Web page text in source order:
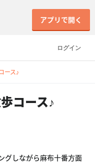
ログイン
アプリで開く
ース♪
コース♪
グしながら麻布十番方面